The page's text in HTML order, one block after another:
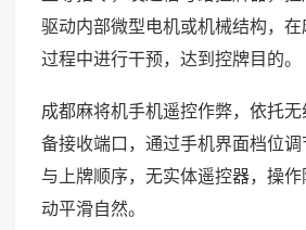
驱动内部微型电机或机械结构，
过程中进行干预，达到控牌目的。
成都麻将机手机遥控作弊，依托
备接收端口，通过手机界面档位
与上牌顺序，无实体遥控器，操
动平滑自然。